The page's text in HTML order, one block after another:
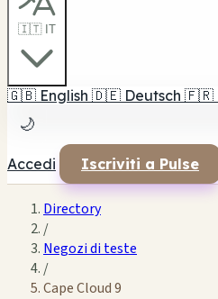
🇮🇹 IT
🇬🇧 English 🇩🇪 Deutsch 🇫🇷
🌙
Accedi Iscriviti a Pulse
Directory
/
Negozi di teste
/
Cape Cloud 9